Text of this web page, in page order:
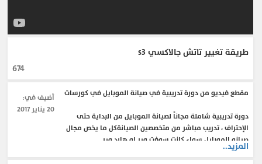
طريقة تغيير تاتش جالاكسي s3
674
أضيف في:
20 يناير 2017
مقطع فيديو من دورة تدريبية في صيانة الموبايل في كورسات
دورة تدريبية شاملة مجاناً لصيانة الموبايل من البداية حتى
الإحتراف ، تدريب مباشر من متخصصين الصيانةكل ما يخص مجال
صيانه الموبايل سواء كانت سوفت وير او هارد وير
المزيد..